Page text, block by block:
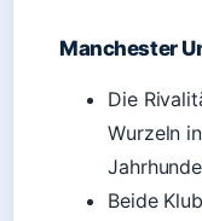
Manchester
Die
Wurzeln
Beide